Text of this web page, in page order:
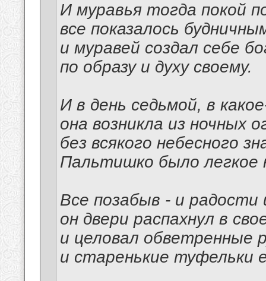
И муравья тогда покой
все показалось
и муравей создал себе
по образу и духу своему.
И в день седьмой, в
она возникла из ночных
без всякого небесного
Пальтишко было легкое
Все позабыв - и радости
он двери распахнул в
и целовал обветренные
и старенькие туфельки